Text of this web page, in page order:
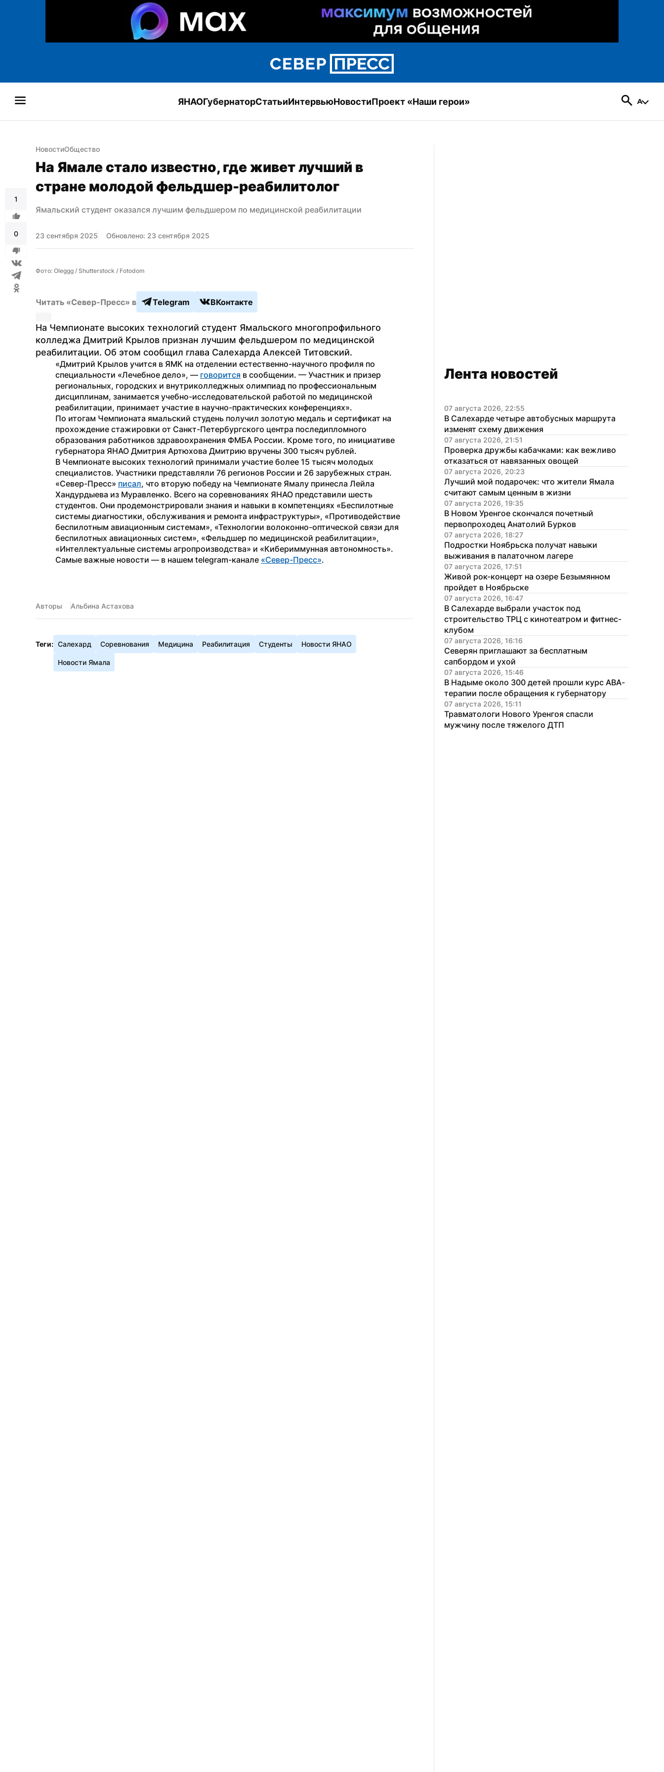
ЯНАОГубернаторСтатьиИнтервьюНовостиПроект «Наши герои»
1
0
НовостиОбщество
На Ямале стало известно, где живет лучший в
стране молодой фельдшер-реабилитолог
Ямальский студент оказался лучшим фельдшером по медицинской реабилитации
23 сентября 2025 Обновлено: 23 сентября 2025
Фото: Oleggg / Shutterstock / Fotodom
Читать «Север-Пресс» в Telegram ВКонтакте
На Чемпионате высоких технологий студент Ямальского многопрофильного
колледжа Дмитрий Крылов признан лучшим фельдшером по медицинской
реабилитации. Об этом сообщил глава Салехарда Алексей Титовский.
«Дмитрий Крылов учится в ЯМК на отделении естественно-научного профиля по
специальности «Лечебное дело», — говорится в сообщении. — Участник и призер
региональных, городских и внутриколледжных олимпиад по профессиональным
дисциплинам, занимается учебно-исследовательской работой по медицинской
реабилитации, принимает участие в научно-практических конференциях».
По итогам Чемпионата ямальский студень получил золотую медаль и сертификат на
прохождение стажировки от Санкт-Петербургского центра последипломного
образования работников здравоохранения ФМБА России. Кроме того, по инициативе
губернатора ЯНАО Дмитрия Артюхова Дмитрию вручены 300 тысяч рублей.
В Чемпионате высоких технологий принимали участие более 15 тысяч молодых
специалистов. Участники представляли 76 регионов России и 26 зарубежных стран.
«Север-Пресс» писал, что вторую победу на Чемпионате Ямалу принесла Лейла
Хандурдыева из Муравленко. Всего на соревнованиях ЯНАО представили шесть
студентов. Они продемонстрировали знания и навыки в компетенциях «Беспилотные
системы диагностики, обслуживания и ремонта инфраструктуры», «Противодействие
беспилотным авиационным системам», «Технологии волоконно-оптической связи для
беспилотных авиационных систем», «Фельдшер по медицинской реабилитации»,
«Интеллектуальные системы агропроизводства» и «Кибериммунная автономность».
Самые важные новости — в нашем telegram-канале «Север-Пресс».
Авторы Альбина Астахова
Теги: Салехард Соревнования Медицина Реабилитация Студенты Новости ЯНАО
Новости Ямала
Лента новостей
07 августа 2026, 22:55
В Салехарде четыре автобусных маршрута
изменят схему движения
07 августа 2026, 21:51
Проверка дружбы кабачками: как вежливо
отказаться от навязанных овощей
07 августа 2026, 20:23
Лучший мой подарочек: что жители Ямала
считают самым ценным в жизни
07 августа 2026, 19:35
В Новом Уренгое скончался почетный
первопроходец Анатолий Бурков
07 августа 2026, 18:27
Подростки Ноябрьска получат навыки
выживания в палаточном лагере
07 августа 2026, 17:51
Живой рок-концерт на озере Безымянном
пройдет в Ноябрьске
07 августа 2026, 16:47
В Салехарде выбрали участок под
строительство ТРЦ с кинотеатром и фитнес-
клубом
07 августа 2026, 16:16
Северян приглашают за бесплатным
сапбордом и ухой
07 августа 2026, 15:46
В Надыме около 300 детей прошли курс АВА-
терапии после обращения к губернатору
07 августа 2026, 15:11
Травматологи Нового Уренгоя спасли
мужчину после тяжелого ДТП